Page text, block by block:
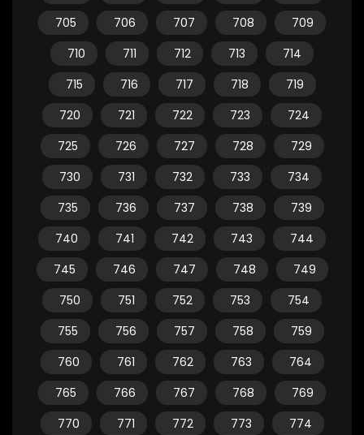
705
706 707 708
709
710
711 712 713
714
715
716 717 718
719
720
721 722 723
724
725
726 727 728
729
730
731 732 733
734
735
736 737 738
739
740
741 742 743
744
745
746 747 748
749
750
751 752 753
754
755
756 757 758
759
760
761 762 763
764
765
766 767 768
769
770
771 772 773
774